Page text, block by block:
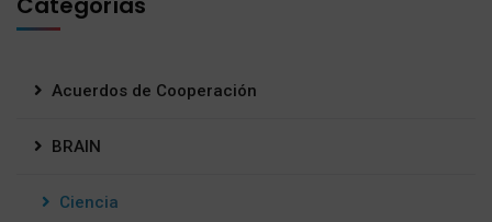
Acuerdos de Cooperación
BRAIN
Ciencia